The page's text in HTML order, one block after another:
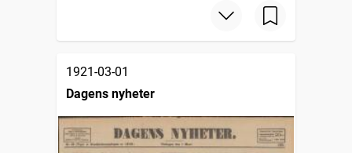
1921-03-01
Dagens nyheter